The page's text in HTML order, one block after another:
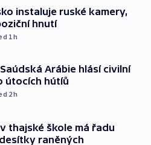
instaluje ruské kamery,
hnutí
1h
Arábie hlásí civilní
útocích hútíů
2h
thajské škole má řadu
raněných